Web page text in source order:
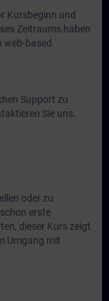
Kursbeginn und
Zeitraums haben
web-based
Support zu
Sie uns.
oder zu
erste
dieser Kurs zeigt
Umgang mit